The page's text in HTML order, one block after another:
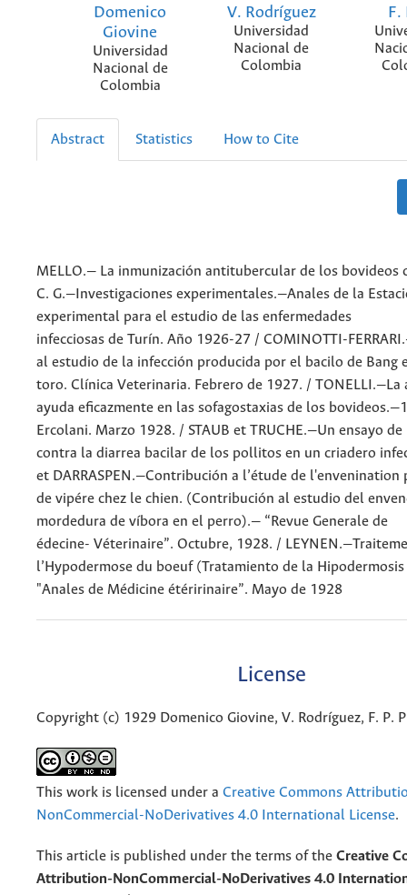
Domenico
Giovine
Universidad
Nacional de
Colombia
V. Rodríguez
Universidad
Nacional de
Colombia
F.
Abstract Statistics How to Cite
MELLO.— La inmunización antitubercular de los bovideos
C. G.—Investigaciones experimentales.—Anales de la
experimental para el estudio de las enfermedades
infecciosas de Turín. Año 1926-27 / COMINOTTI-
al estudio de la infección producida por el bacilo de Bang
toro. Clínica Veterinaria. Febrero de 1927. / TONELLI.—La
ayuda eficazmente en las sofagostaxias de los
Ercolani. Marzo 1928. / STAUB et TRUCHE.—Un ensayo
contra la diarrea bacilar de los pollitos en un criadero
et DARRASPEN.—Contribución a l’étude de l'envenination
de vipére chez le chien. (Contribución al estudio del
mordedura de víbora en el perro).— “Revue Generale de
édecine- Véterinaire”. Octubre, 1928. /
l’Hypodermose du boeuf (Tratamiento de la
"Anales de Médicine étéririnaire”. Mayo de 1928
License
Copyright (c) 1929 Domenico Giovine, V. Rodríguez, F. P.
This work is licensed under a Creative Commons
NonCommercial-NoDerivatives 4.0 International License.
This article is published under the terms of the Creative
Attribution-NonCommercial-NoDerivatives 4.0